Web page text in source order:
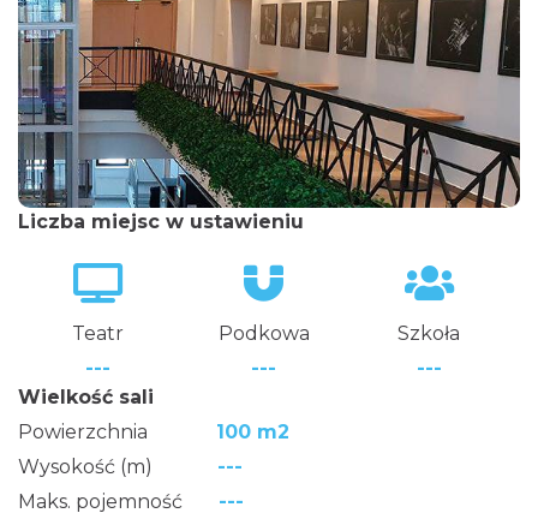
Liczba miejsc w ustawieniu
Teatr Podkowa
Szkoła
---
---
---
Wielkość sali
Powierzchnia
100 m2
Wysokość (m)
---
Maks. pojemność
---